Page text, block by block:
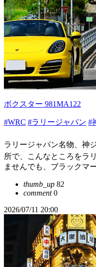
ボクスター 981MA122
#WRC #ラリージャパン #
ラリージャパン名物、神
所で、こんなところをラ
ませんでも、ブラックマ
thumb_up 82
comment0
2026/07/11 20:00